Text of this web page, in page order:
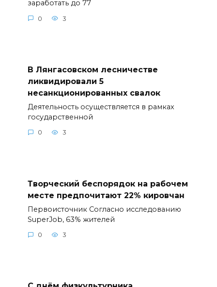
заработать до 77
0 3
В Лянгасовском лесничестве
ликвидировали 5
несанкционированных свалок
Деятельность осуществляется в рамках
государственной
0 3
Творческий беспорядок на рабочем
месте предпочитают 22% кировчан
Первоисточник Согласно исследованию
SuperJob, 63% жителей
0 3